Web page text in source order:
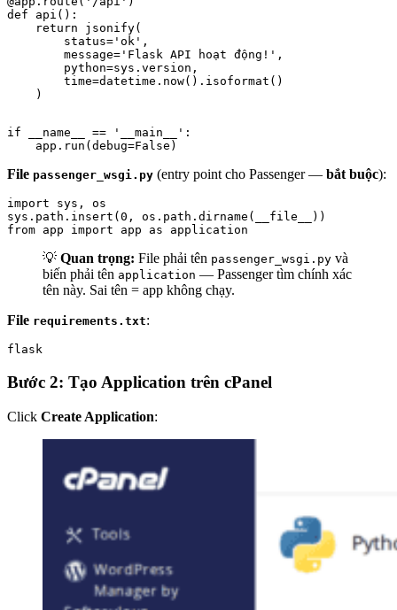
def api():
    return jsonify(
        status='ok',
        message='Flask API hoạt động!',
        python=sys.version,
        time=datetime.now().isoformat()
    )
if __name__ == '__main__':
    app.run(debug=False)
File passenger_wsgi.py (entry point cho Passenger — bắt buộc):
import sys, os
sys.path.insert(0, os.path.dirname(__file__))
from app import app as application
💡 Quan trọng: File phải tên passenger_wsgi.py và
biến phải tên application — Passenger tìm chính xác
tên này. Sai tên = app không chạy.
File requirements.txt:
flask
Bước 2: Tạo Application trên cPanel
Click Create Application: